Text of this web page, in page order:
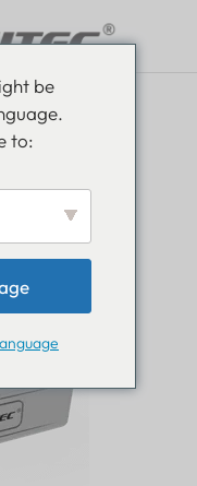
งเรา
be
to: